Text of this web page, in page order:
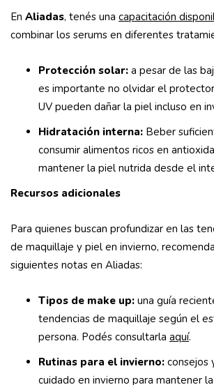
En Aliadas, tenés una capacitación
combinar los serums en diferentes
Protección solar: a pesar de las
es importante no olvidar el
UV pueden dañar la piel incluso en
Hidratación interna: Beber
consumir alimentos ricos en
mantener la piel nutrida desde el
Recursos adicionales
Para quienes buscan profundizar en las
de maquillaje y piel en invierno,
siguientes notas en Aliadas:
Tipos de make up: una guía
tendencias de maquillaje según el
persona. Podés consultarla aquí.
Rutinas para el invierno: consejos
cuidado en invierno para mantener